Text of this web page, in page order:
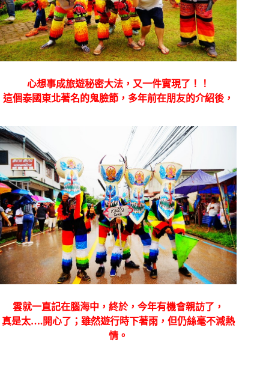
心想事成旅遊秘密大法，又一件實現了！！
這個泰國東北著名的鬼臉節，多年前在朋友的介紹後，
雲就一直記在腦海中，終於，今年有機會親訪了，
真是太….開心了；雖然遊行時下著雨，但仍絲毫不減熱
情。